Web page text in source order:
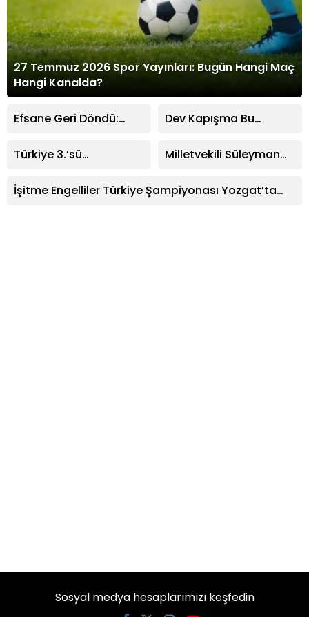
27 Temmuz 2026 Spor Yayınları: Bugün Hangi Maç
Hangi Kanalda?
Efsane Geri Döndü:
Beşiktaş’ta!
Dev Kapışma Bu
Münih Yolunda!
Türkiye 3.’sü
Zehra Karadavut’tan
Büyük Başarı
Milletvekili Süleyman
Stadyumu Yükseliyor”
İşitme Engelliler Türkiye Şampiyonası Yozgat’ta
Sosyal medya hesaplarımızı keşfedin